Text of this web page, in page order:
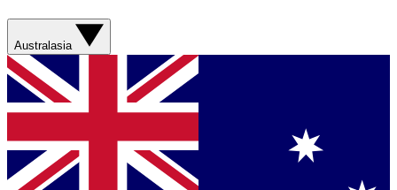
Australasia